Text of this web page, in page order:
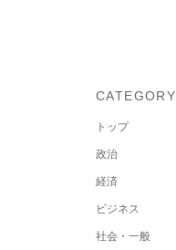
CATEGORY
トップ
政治
経済
ビジネス
社会・一般